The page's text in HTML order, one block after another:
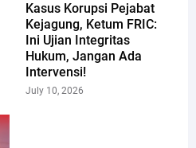
Kasus Korupsi Pejabat
Kejagung, Ketum FRIC:
Ini Ujian Integritas
Hukum, Jangan Ada
Intervensi!
July 10, 2026